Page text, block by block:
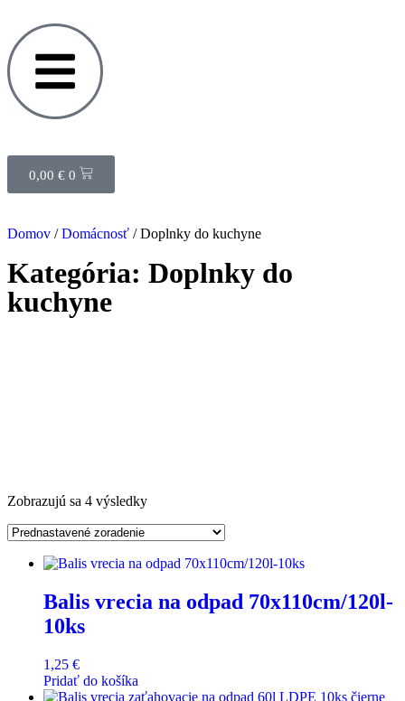
0,00 € 0
Domov /Domácnosť / Doplnky do kuchyne
Kategória: Doplnky do
kuchyne
Zobrazujú sa 4 výsledky
Balis vrecia na odpad 70x110cm/120l-
10ks
1,25 €
Pridať do košíka